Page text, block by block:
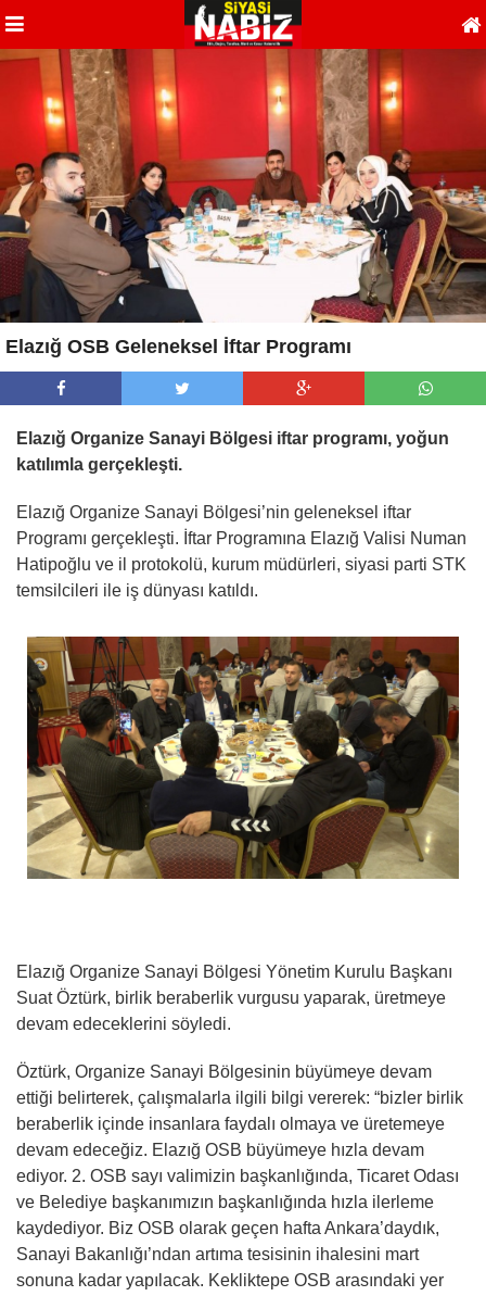
Elazığ OSB Geleneksel İftar Programı
Elazığ Organize Sanayi Bölgesi iftar programı, yoğun
katılımla gerçekleşti.
Elazığ Organize Sanayi Bölgesi’nin geleneksel iftar
Programı gerçekleşti. İftar Programına Elazığ Valisi Numan
Hatipoğlu ve il protokolü, kurum müdürleri, siyasi parti STK
temsilcileri ile iş dünyası katıldı.
Elazığ Organize Sanayi Bölgesi Yönetim Kurulu Başkanı
Suat Öztürk, birlik beraberlik vurgusu yaparak, üretmeye
devam edeceklerini söyledi.
Öztürk, Organize Sanayi Bölgesinin büyümeye devam
ettiği belirterek, çalışmalarla ilgili bilgi vererek: “bizler birlik
beraberlik içinde insanlara faydalı olmaya ve üretemeye
devam edeceğiz. Elazığ OSB büyümeye hızla devam
ediyor. 2. OSB sayı valimizin başkanlığında, Ticaret Odası
ve Belediye başkanımızın başkanlığında hızla ilerleme
kaydediyor. Biz OSB olarak geçen hafta Ankara’daydık,
Sanayi Bakanlığı’ndan artıma tesisinin ihalesini mart
sonuna kadar yapılacak. Kekliktepe OSB arasındaki yer